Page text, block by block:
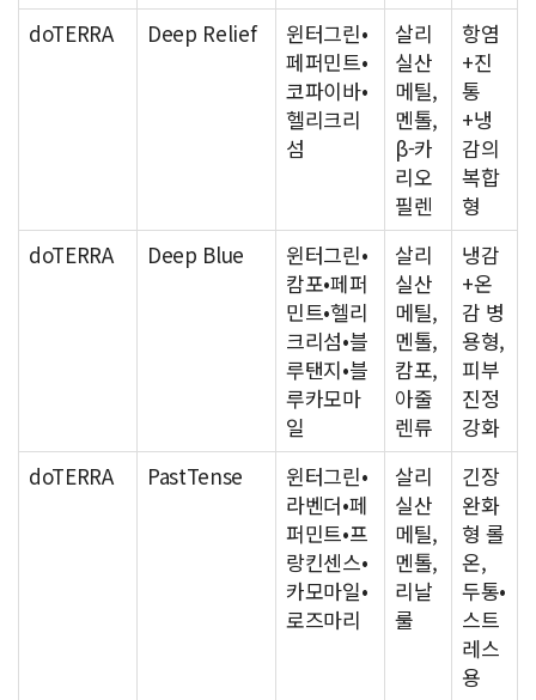
doTERRA
Deep Relief
윈터그린•
페퍼민트•
코파이바•
헬리크리
섬
살리
실산
메틸,
멘톨,
β-카
리오
필렌
항염
+진
통
+냉
감의
복합
형
doTERRA
Deep Blue
윈터그린•
캄포•페퍼
민트•헬리
크리섬•블
루탠지•블
루카모마
일
살리
실산
메틸,
멘톨,
캄포,
아줄
렌류
냉감
+온
감 병
용형,
피부
진정
강화
doTERRA
PastTense
윈터그린•
라벤더•페
퍼민트•프
랑킨센스•
카모마일•
로즈마리
살리
실산
메틸,
멘톨,
리날
룰
긴장
완화
형 롤
온,
두통•
스트
레스
용